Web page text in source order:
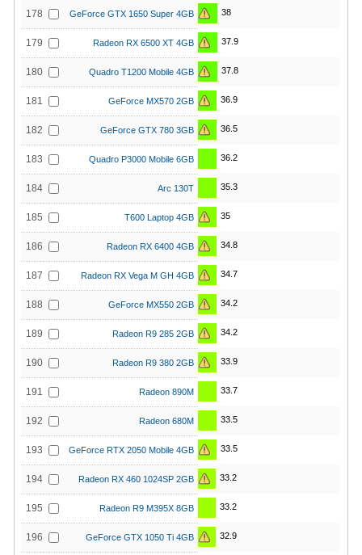
178 GeForce GTX 1650 Super 4GB 38
179 Radeon RX 6500 XT 4GB 37.9
180 Quadro T1200 Mobile 4GB 37.8
181 GeForce MX570 2GB 36.9
182 GeForce GTX 780 3GB 36.5
183 Quadro P3000 Mobile 6GB 36.2
184 Arc 130T 35.3
185 T600 Laptop 4GB 35
186 Radeon RX 6400 4GB 34.8
187 Radeon RX Vega M GH 4GB 34.7
188 GeForce MX550 2GB 34.2
189 Radeon R9 285 2GB 34.2
190 Radeon R9 380 2GB 33.9
191 Radeon 890M 33.7
192 Radeon 680M 33.5
193 GeForce RTX 2050 Mobile 4GB 33.5
194 Radeon RX 460 1024SP 2GB 33.2
195 Radeon R9 M395X 8GB 33.2
196 GeForce GTX 1050 Ti 4GB 32.9